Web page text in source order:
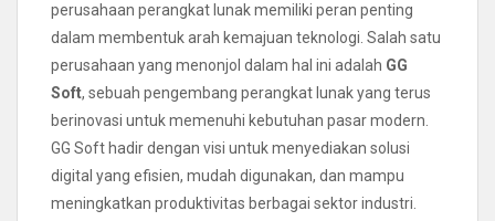
perusahaan perangkat lunak memiliki peran penting
dalam membentuk arah kemajuan teknologi. Salah satu
perusahaan yang menonjol dalam hal ini adalah GG
Soft, sebuah pengembang perangkat lunak yang terus
berinovasi untuk memenuhi kebutuhan pasar modern.
GG Soft hadir dengan visi untuk menyediakan solusi
digital yang efisien, mudah digunakan, dan mampu
meningkatkan produktivitas berbagai sektor industri.